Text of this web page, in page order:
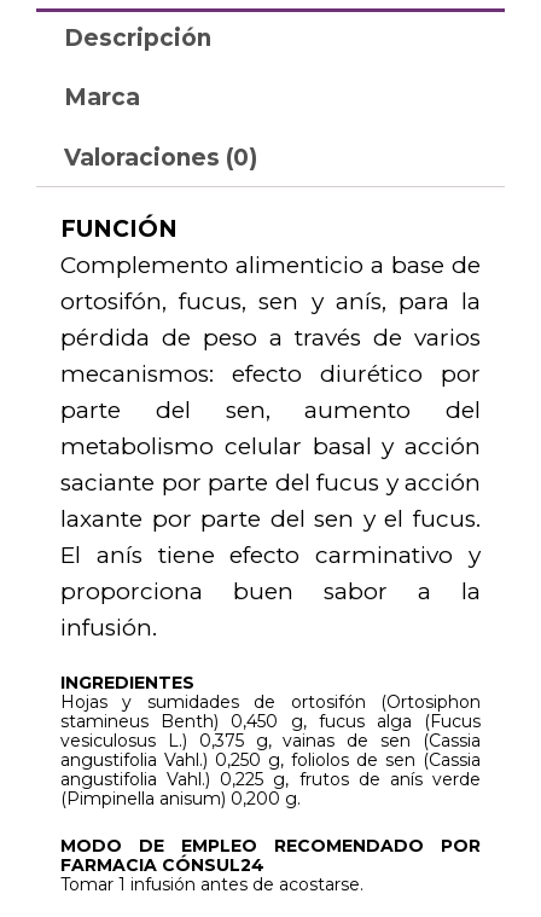
Descripción
Marca
Valoraciones (0)
FUNCIÓN
Complemento alimenticio a base de
ortosifón, fucus, sen y anís, para la
pérdida de peso a través de varios
mecanismos: efecto diurético por
parte del sen, aumento del
metabolismo celular basal y acción
saciante por parte del fucus y acción
laxante por parte del sen y el fucus.
El anís tiene efecto carminativo y
proporciona buen sabor a la
infusión.
INGREDIENTES
Hojas y sumidades de ortosifón (Ortosiphon
stamineus Benth) 0,450 g, fucus alga (Fucus
vesiculosus L.) 0,375 g, vainas de sen (Cassia
angustifolia Vahl.) 0,250 g, foliolos de sen (Cassia
angustifolia Vahl.) 0,225 g, frutos de anís verde
(Pimpinella anisum) 0,200 g.
MODO DE EMPLEO RECOMENDADO POR
FARMACIA CÓNSUL24
Tomar 1 infusión antes de acostarse.